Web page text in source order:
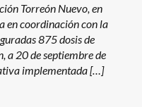
Torreón Nuevo, en
en coordinación con la
875 dosis de
20 de septiembre de
implementada […]